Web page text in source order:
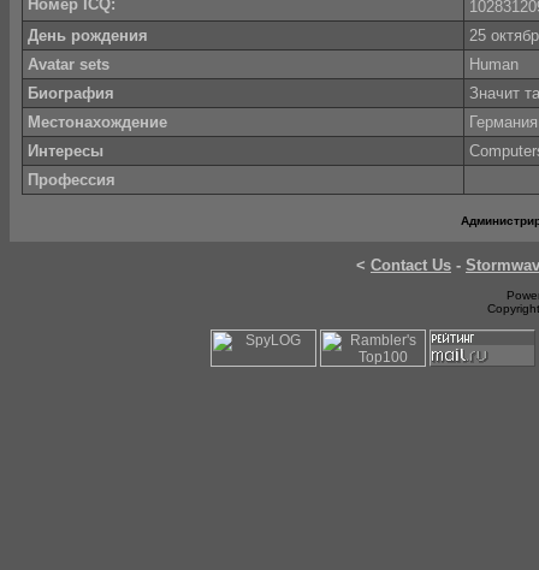
Номер ICQ:
День рождения
25
Avatar sets
Human
Биография
Значит
Местонахождение
Интересы
Профессия
< Contact Us -